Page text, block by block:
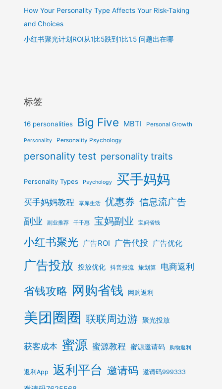
How Your Personality Type Affects Your Risk-Taking
and Choices
小红书聚光计划ROI从1比5跌到1比1.5 问题出在哪
标签
16 personalities Big Five MBTI Personal Growth
Personality Personality Psychology
personality test personality traits
Personality Types Psychology 买手妈妈
买手妈妈教程 享库生活 优惠券 信息流广告
副业
副业推荐 千千惠 宝妈副业 宝妈省钱
小红书聚光 广告ROI 广告代投 广告优化
广告投放 投放优化 抖音投流 旅划算 电商返利
省钱攻略 网购省钱 网购返利
美团圈圈 联联周边游 聚光投放
获客成本 蜜源 蜜源教程 蜜源邀请码 购物返利
返利App 返利平台 邀请码 邀请码999333